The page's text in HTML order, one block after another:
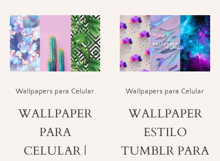
Wallpapers para Celular
WALLPAPER
PARA
CELULAR |
Wallpapers para Celular
WALLPAPER
ESTILO
TUMBLR PARA